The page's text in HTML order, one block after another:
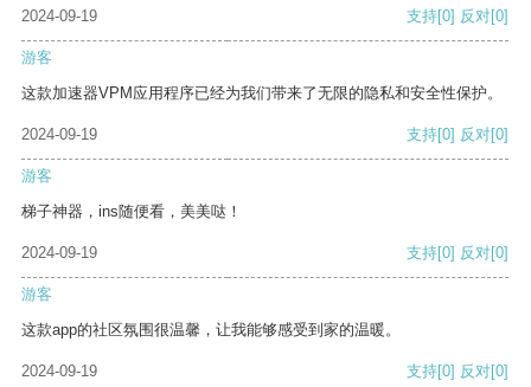
2024-09-19
支持[0] 反对[0]
游客
这款加速器VPM应用程序已经为我们带来了无限的隐私和安全性保护。
2024-09-19 支持[0] 反对[0]
游客
梯子神器，ins随便看，美美哒！
2024-09-19 支持[0] 反对[0]
游客
这款app的社区氛围很温馨，让我能够感受到家的温暖。
2024-09-19 支持[0] 反对[0]